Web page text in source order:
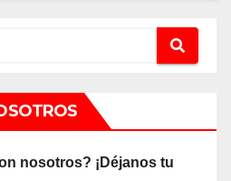
nosotros? ¡Déjanos tu